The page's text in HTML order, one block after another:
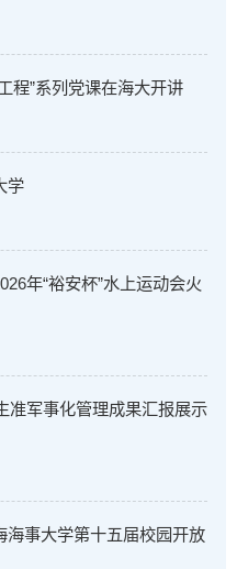
程”系列党课在海大开讲
学
年“裕安杯”水上运动会火
准军事化管理成果汇报展示
事大学第十五届校园开放